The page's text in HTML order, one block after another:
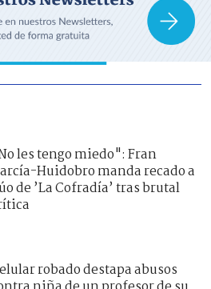
les tengo miedo": Fran
Huidobro manda recado a
de ’La Cofradía’ tras brutal
robado destapa abusos